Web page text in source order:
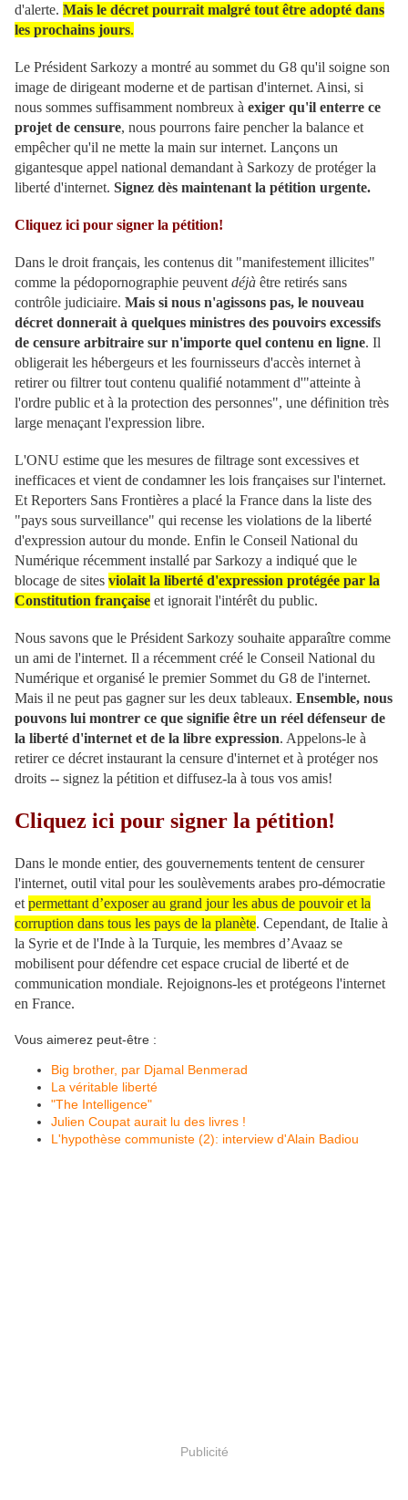
d'alerte. Mais le décret pourrait malgré tout être adopté dans
les prochains jours.
Le Président Sarkozy a montré au sommet du G8 qu'il soigne son
image de dirigeant moderne et de partisan d'internet. Ainsi, si
nous sommes suffisamment nombreux à exiger qu'il enterre ce
projet de censure, nous pourrons faire pencher la balance et
empêcher qu'il ne mette la main sur internet. Lançons un
gigantesque appel national demandant à Sarkozy de protéger la
liberté d'internet. Signez dès maintenant la pétition urgente.
Cliquez ici pour signer la pétition!
Dans le droit français, les contenus dit "manifestement illicites"
comme la pédopornographie peuvent déjà être retirés sans
contrôle judiciaire. Mais si nous n'agissons pas, le nouveau
décret donnerait à quelques ministres des pouvoirs excessifs
de censure arbitraire sur n'importe quel contenu en ligne. Il
obligerait les hébergeurs et les fournisseurs d'accès internet à
retirer ou filtrer tout contenu qualifié notamment d'"atteinte à
l'ordre public et à la protection des personnes", une définition très
large menaçant l'expression libre.
L'ONU estime que les mesures de filtrage sont excessives et
inefficaces et vient de condamner les lois françaises sur l'internet.
Et Reporters Sans Frontières a placé la France dans la liste des
"pays sous surveillance" qui recense les violations de la liberté
d'expression autour du monde. Enfin le Conseil National du
Numérique récemment installé par Sarkozy a indiqué que le
blocage de sites violait la liberté d'expression protégée par la
Constitution française et ignorait l'intérêt du public.
Nous savons que le Président Sarkozy souhaite apparaître comme
un ami de l'internet. Il a récemment créé le Conseil National du
Numérique et organisé le premier Sommet du G8 de l'internet.
Mais il ne peut pas gagner sur les deux tableaux. Ensemble, nous
pouvons lui montrer ce que signifie être un réel défenseur de
la liberté d'internet et de la libre expression. Appelons-le à
retirer ce décret instaurant la censure d'internet et à protéger nos
droits -- signez la pétition et diffusez-la à tous vos amis!
Cliquez ici pour signer la pétition!
Dans le monde entier, des gouvernements tentent de censurer
l'internet, outil vital pour les soulèvements arabes pro-démocratie
et permettant d’exposer au grand jour les abus de pouvoir et la
corruption dans tous les pays de la planète. Cependant, de Italie à
la Syrie et de l'Inde à la Turquie, les membres d’Avaaz se
mobilisent pour défendre cet espace crucial de liberté et de
communication mondiale. Rejoignons-les et protégeons l'internet
en France.
Vous aimerez peut-être :
Big brother, par Djamal Benmerad
La véritable liberté
"The Intelligence"
Julien Coupat aurait lu des livres !
L'hypothèse communiste (2): interview d'Alain Badiou
Publicité